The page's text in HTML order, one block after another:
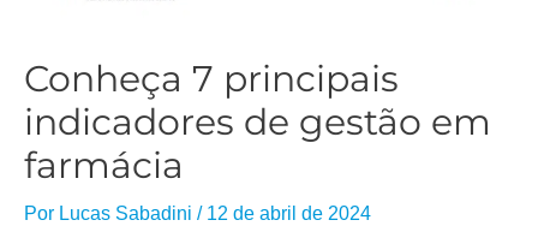
Conheça 7 principais
indicadores de gestão em
farmácia
Por Lucas Sabadini / 12 de abril de 2024